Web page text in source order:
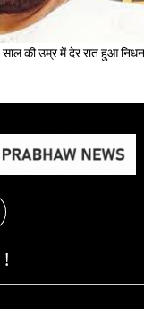
खान का 42 साल की उम्र में देर रात हुआ निधन
!